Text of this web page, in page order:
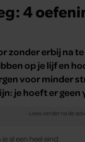
4
zonder erbij na
op je lijf en
voor minder
je hoeft er geen
al een heel eind.